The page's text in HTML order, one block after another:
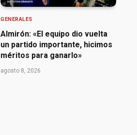
GENERALES
Almirón: «El equipo dio vuelta
un partido importante, hicimos
méritos para ganarlo»
agosto 8, 2026